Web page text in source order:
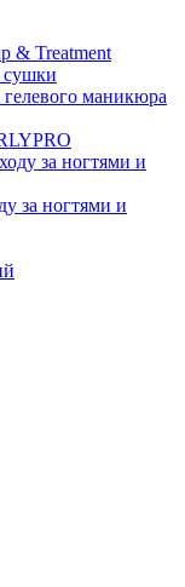
& Treatment
сушки
маникюра
за ногтями и